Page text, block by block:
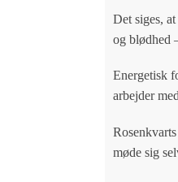
Det siges,
og blødhed
Energetisk
arbejder
møde sig